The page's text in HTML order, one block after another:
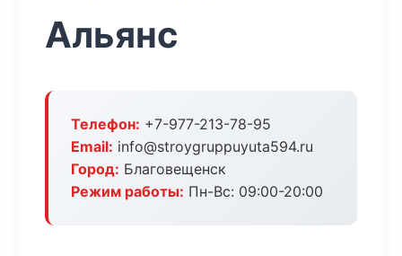
Альянс
Телефон: +7-977-213-78-95
Email: info@stroygruppuyuta594.ru
Город: Благовещенск
Режим работы: Пн-Вс: 09:00-20:00